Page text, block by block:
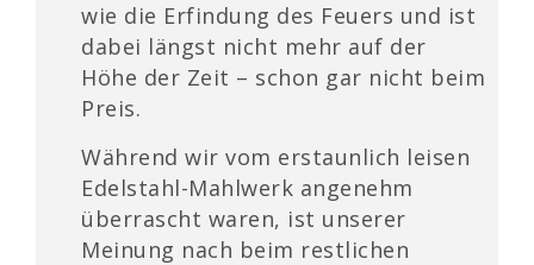
wie die Erfindung des Feuers und ist
dabei längst nicht mehr auf der
Höhe der Zeit – schon gar nicht beim
Preis.
Während wir vom erstaunlich leisen
Edelstahl-Mahlwerk angenehm
überrascht waren, ist unserer
Meinung nach beim restlichen